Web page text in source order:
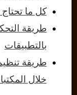
كل ما
طريقة
بالتطبيقات
خلال